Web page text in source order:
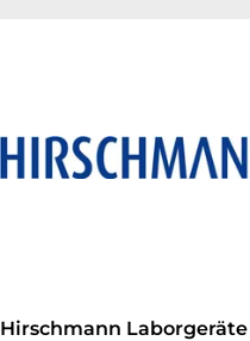
Hirschmann Laborgeräte